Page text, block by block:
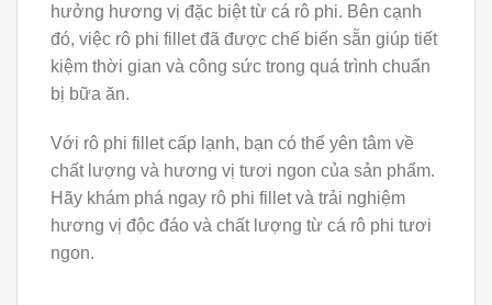
hưởng hương vị đặc biệt từ cá rô phi. Bên cạnh
đó, việc rô phi fillet đã được chế biến sẵn giúp tiết
kiệm thời gian và công sức trong quá trình chuẩn
bị bữa ăn.
Với rô phi fillet cấp lạnh, bạn có thể yên tâm về
chất lượng và hương vị tươi ngon của sản phẩm.
Hãy khám phá ngay rô phi fillet và trải nghiệm
hương vị độc đáo và chất lượng từ cá rô phi tươi
ngon.